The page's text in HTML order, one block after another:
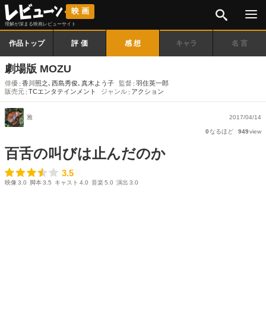
映画
理解が深まる映画レビューサイト
作品トップ 評価 感想 キャラ 名言
劇場版 MOZU
俳優 香川照之､ 西島秀俊､ 真木よう子 監督
羽住英一郎
販売元 TCエンタテインメント ジャンル アクション
雅 2017/04/14
0なるほど 949view
百舌の叫びは止んだのか
3.5
3.5
映像3.0 脚本3.5 キャスト 4.0 音楽5.0 演出 3.0